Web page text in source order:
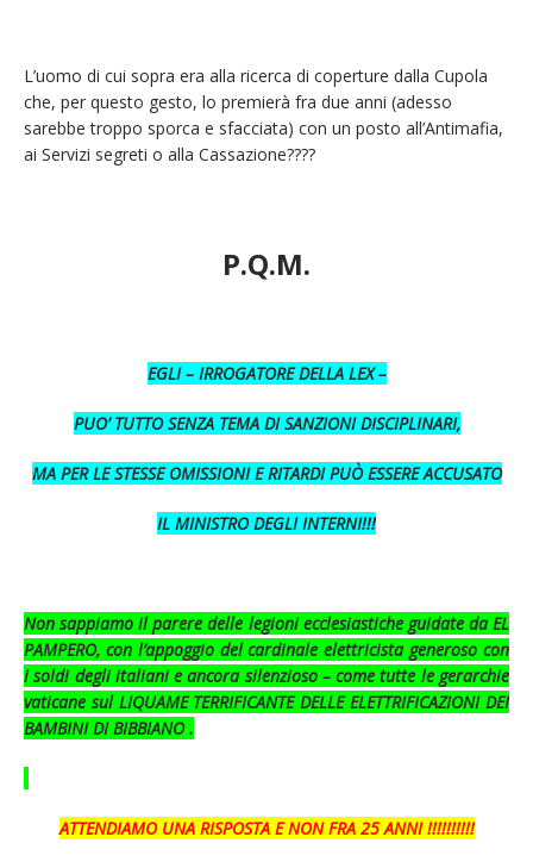
L’uomo di cui sopra era alla ricerca di coperture dalla Cupola
che, per questo gesto, lo premierà fra due anni (adesso
sarebbe troppo sporca e sfacciata) con un posto all’Antimafia,
ai Servizi segreti o alla Cassazione????
P.Q.M.
EGLI – IRROGATORE DELLA LEX –
PUO’ TUTTO SENZA TEMA DI SANZIONI DISCIPLINARI,
MA PER LE STESSE OMISSIONI E RITARDI PUÒ ESSERE ACCUSATO
IL MINISTRO DEGLI INTERNI!!!
Non sappiamo il parere delle legioni ecclesiastiche guidate da EL
PAMPERO, con l’appoggio del cardinale elettricista generoso con
i soldi degli italiani e ancora silenzioso – come tutte le gerarchie
vaticane sul LIQUAME TERRIFICANTE DELLE ELETTRIFICAZIONI DEI
BAMBINI DI BIBBIANO.
ATTENDIAMO UNA RISPOSTA E NON FRA 25 ANNI !!!!!!!!!!